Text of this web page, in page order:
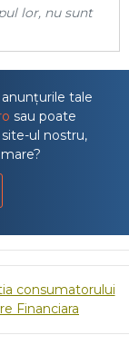
lor, nu sunt
tale
sau poate
ul nostru,
consumatorului
Financiara